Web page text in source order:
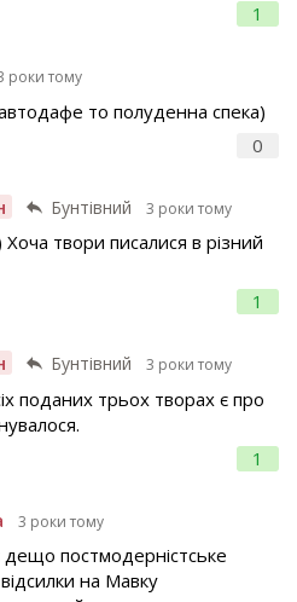
1
роки тому
0
то полуденна спека)
Бунтівний 3 роки тому
1
твори писалися в різний
Бунтівний 3 роки тому
1
поданих трьох творах є про
3 роки тому
постмодерністське
на Мавку